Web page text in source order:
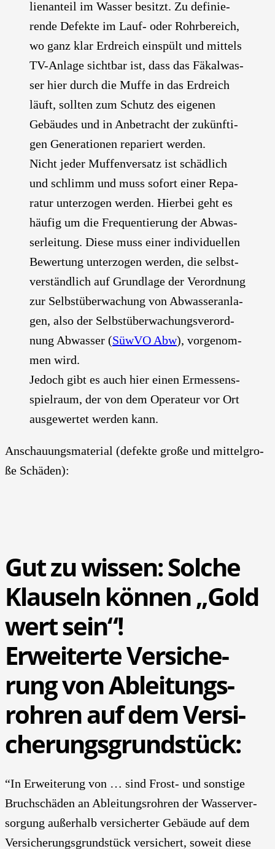
li­en­an­teil im Was­ser besitzt. Zu defi­nie­
ren­de Defek­te im Lauf- oder Rohr­be­reich,
wo ganz klar Erd­reich ein­spült und mit­tels
TV-Anla­ge sicht­bar ist, dass das Fäkal­was­
ser hier durch die Muf­fe in das Erd­reich
läuft, soll­ten zum Schutz des eige­nen
Gebäu­des und in Anbe­tracht der zukünf­ti­
gen Gene­ra­tio­nen repa­riert wer­den.
Nicht jeder Muf­fen­ver­satz ist schäd­lich
und schlimm und muss sofort einer Repa­
ra­tur unter­zo­gen wer­den. Hier­bei geht es
häu­fig um die Fre­quen­tie­rung der Abwas­
ser­lei­tung. Die­se muss einer indi­vi­du­el­len
Bewer­tung unter­zo­gen wer­den, die selbst­
ver­ständ­lich auf Grund­la­ge der Ver­ord­nung
zur Selbst­über­wa­chung von Abwas­ser­an­la­
gen, also der Selbst­über­wa­chungs­ver­ord­
nung Abwas­ser (Süw­VO Abw), vor­ge­nom­
men wird.
Jedoch gibt es auch hier einen Ermes­sens­
spiel­raum, der von dem Ope­ra­teur vor Ort
aus­ge­wer­tet wer­den kann.
Anschau­ungs­ma­te­ri­al (defek­te gro­ße und mit­tel­gro­
ße Schä­den):
Gut zu wis­sen: Sol­che
Klau­seln kön­nen „Gold
wert sein“!
Erwei­ter­te Ver­si­che­
rung von Ablei­tungs­
roh­ren auf dem Ver­si­
che­rungs­grund­stück:
“In Erwei­te­rung von … sind Frost- und sons­ti­ge
Bruch­schä­den an Ablei­tungs­roh­ren der Was­ser­ver­
sor­gung außer­halb ver­si­cher­ter Gebäu­de auf dem
Ver­si­che­rungs­grund­stück ver­si­chert, soweit die­se